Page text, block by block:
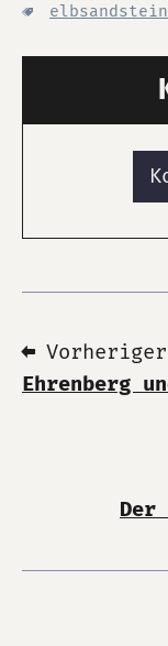
elbsandstein
⬅
Ehrenberg
Der